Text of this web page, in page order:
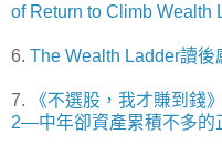
of Return to Climb Wealth
6. The Wealth Ladder讀
7.
《不選股，我才賺到錢
2—中年卻資產累積不多的